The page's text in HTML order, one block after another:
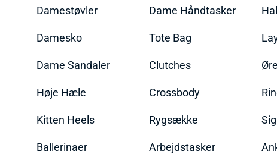
Damestøvler
Damesko
Dame Sandaler
Høje Hæle
Kitten Heels
Ballerinaer
Dame Håndtasker
Tote Bag
Clutches
Crossbody
Rygsække
Arbejdstasker